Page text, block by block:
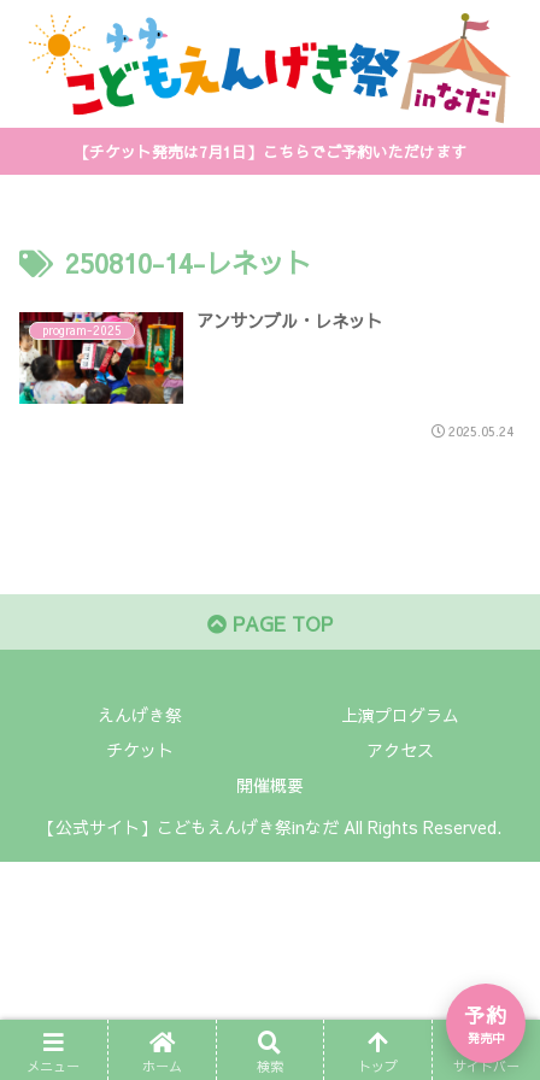
【チケット発売は7月1日】こちらでご予約いただけます
250810-14-レネット
program-2025 アンサンブル・レネット
2025.05.24
PAGE TOP
えんげき祭
上演プログラム
チケット
アクセス
開催概要
【公式サイト】こどもえんげき祭inなだ All Rights Reserved.
メニュー ホーム 検索 トップ サイドバー
予約
発売中